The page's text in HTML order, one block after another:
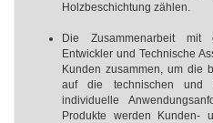
Holzbeschichtung zählen.
Die Zusammenarbeit mit
Entwickler und Technische
Kunden zusammen, um die
auf die technischen und
individuelle
Produkte werden Kunden-